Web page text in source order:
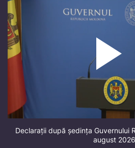
Declarații după ședința Guvernului
august 2026